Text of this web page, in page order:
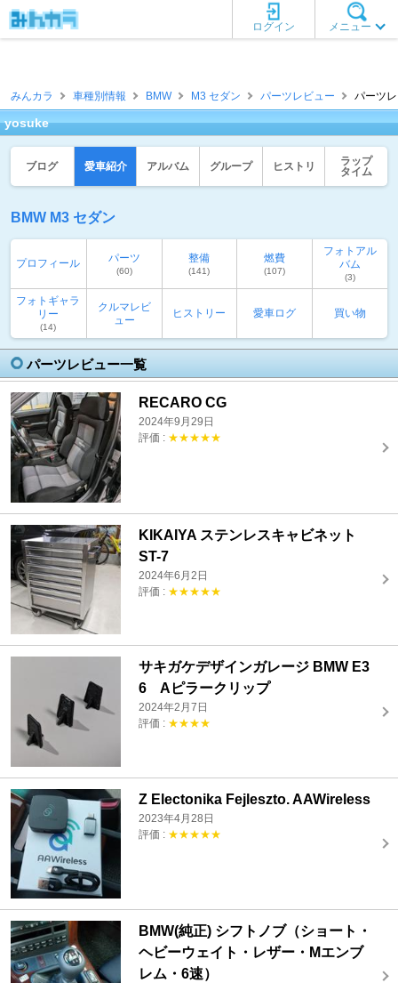
メニュー
ログイン
みんカラ 車種別情報 BMW M3 セダン パーツレビュー パーツ
yosuke
ブログ 愛車紹介 アルバム グループ ヒストリ
ラップ
タイム
BMW M3 セダン
プロフィール パーツ
(60)
整備
(141)
燃費
(107)
フォトアル
バム
(3)
フォトギャラ
リー
(14)
クルマレビ
ュー
ヒストリー 愛車ログ 買い物
パーツレビュー一覧
RECARO CG
2024年9月29日
評価 : ★★★★★
KIKAIYA ステンレスキャビネット
ST-7
2024年6月2日
評価 : ★★★★★
サキガケデザインガレージ BMW E3
6 Aピラークリップ
2024年2月7日
評価 : ★★★★
Z Electonika Fejleszto. AAWireless
2023年4月28日
評価 : ★★★★★
BMW(純正) シフトノブ（ショート・
ヘビーウェイト・レザー・Mエンブ
レム・6速）